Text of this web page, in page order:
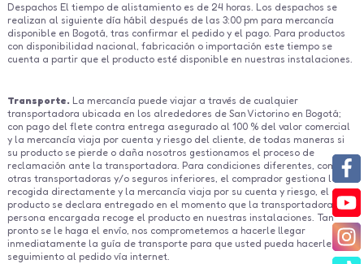
Despachos El tiempo de alistamiento es de 24 horas. Los despachos se
realizan al siguiente día hábil después de las 3:00 pm para mercancía
disponible en Bogotá, tras confirmar el pedido y el pago. Para productos
con disponibilidad nacional, fabricación o importación este tiempo se
cuenta a partir que el producto esté disponible en nuestras instalaciones.
Transporte. La mercancía puede viajar a través de cualquier
transportadora ubicada en los alrededores de San Victorino en Bogotá;
con pago del flete contra entrega asegurado al 100 % del valor comercial
y la mercancía viaja por cuenta y riesgo del cliente, de todas maneras si
su producto se pierde o daña nosotros gestionamos el proceso de
reclamación ante la transportadora. Para condiciones diferentes, como
otras transportadoras y/o seguros inferiores, el comprador gestiona la
recogida directamente y la mercancía viaja por su cuenta y riesgo, el
producto se declara entregado en el momento que la transportadora o
persona encargada recoge el producto en nuestras instalaciones. Tan
pronto se le haga el envío, nos comprometemos a hacerle llegar
inmediatamente la guía de transporte para que usted pueda hacerle el
seguimiento al pedido vía internet.